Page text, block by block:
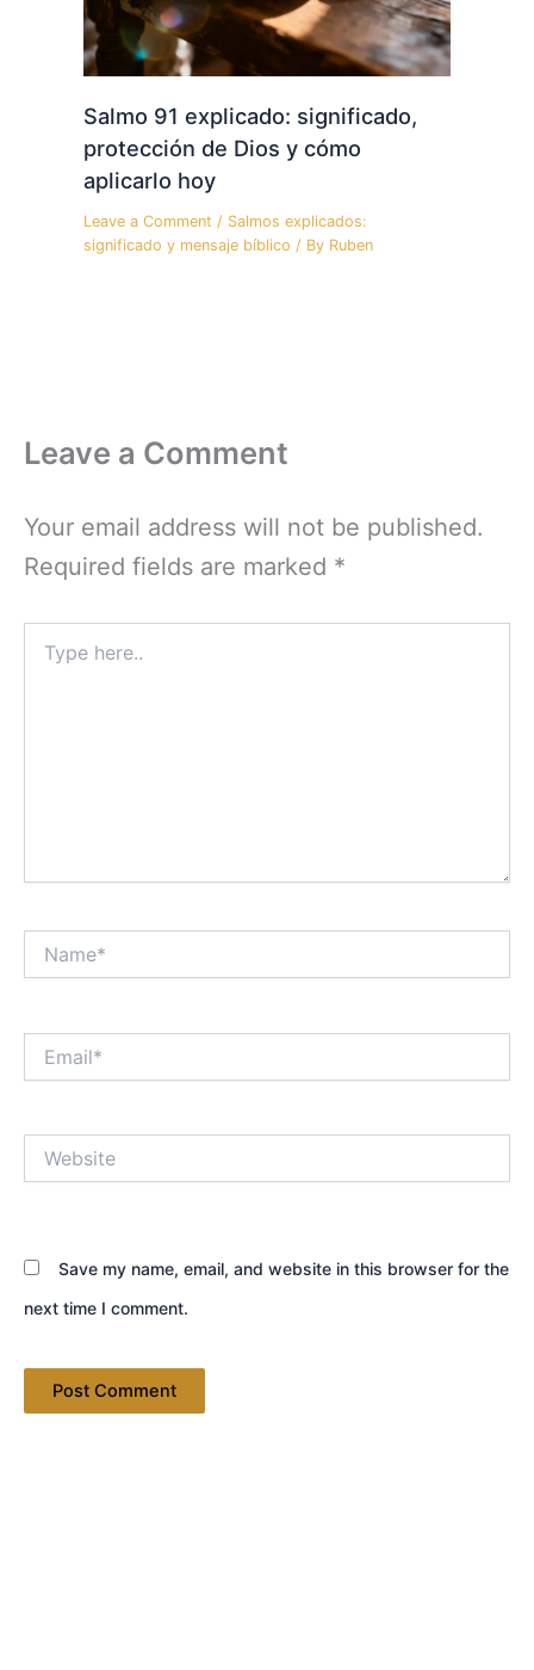
Salmo 91 explicado: significado,
protección de Dios y cómo
aplicarlo hoy
Leave a Comment / Salmos explicados:
significado y mensaje bíblico / By Ruben
Leave a Comment
Your email address will not be published.
Required fields are marked *
here..
Save my name, email, and website in this browser for the
next time I comment.